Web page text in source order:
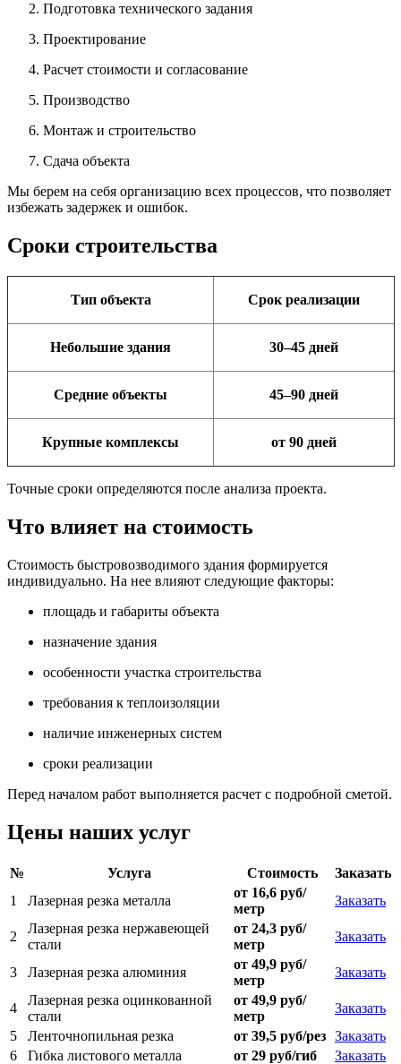
Подготовка технического задания
Проектирование
Расчет стоимости и согласование
Производство
Монтаж и строительство
Сдача объекта
Мы берем на себя организацию всех процессов, что позволяет
избежать задержек и ошибок.
Сроки строительства
Тип объекта Срок реализации
Небольшие здания 30–45 дней
Средние объекты 45–90 дней
Крупные комплексы от 90 дней
Точные сроки определяются после анализа проекта.
Что влияет на стоимость
Стоимость быстровозводимого здания формируется
индивидуально. На нее влияют следующие факторы:
площадь и габариты объекта
назначение здания
особенности участка строительства
требования к теплоизоляции
наличие инженерных систем
сроки реализации
Перед началом работ выполняется расчет с подробной сметой.
Цены наших услуг
№ Услуга Стоимость
Заказать
1
Лазерная резка металла
от 16,6 руб/
метр
Заказать
2
Лазерная резка нержавеющей
стали
от 24,3 руб/
метр
Заказать
3 Лазерная резка алюминия
от 49,9 руб/
метр
Заказать
4
Лазерная резка оцинкованной
стали
от 49,9 руб/
метр
Заказать
5
Ленточнопильная резка от 39,5 руб/рез Заказать
6
Гибка листового металла от 29 руб/гиб
Заказать